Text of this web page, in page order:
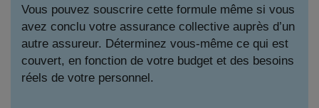
Vous pouvez souscrire cette formule même si vous
avez conclu votre assurance collective auprès d’un
autre assureur. Déterminez vous-même ce qui est
couvert, en fonction de votre budget et des besoins
réels de votre personnel.